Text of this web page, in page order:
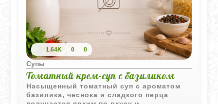
1,64K 0 0
Супы
Томатный крем-суп с базиликом
Насыщенный томатный суп с ароматом
базилика, чеснока и сладкого перца